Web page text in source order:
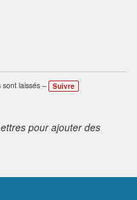
laissés – Suivre
pour ajouter des